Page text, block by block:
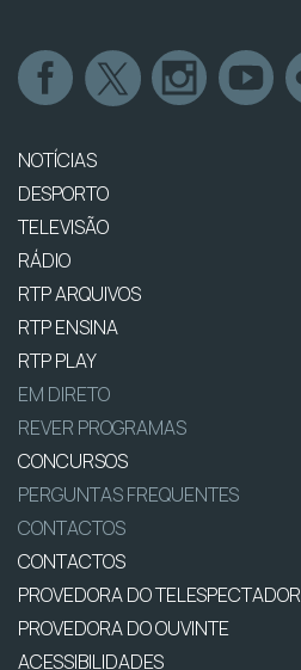
NOTÍCIAS
DESPORTO
TELEVISÃO
RÁDIO
RTP ARQUIVOS
RTP ENSINA
RTP PLAY
EM DIRETO
REVER PROGRAMAS
CONCURSOS
PERGUNTAS FREQUENTES
CONTACTOS
CONTACTOS
PROVEDORA DO TELESPECTADOR
PROVEDORA DO OUVINTE
ACESSIBILIDADES